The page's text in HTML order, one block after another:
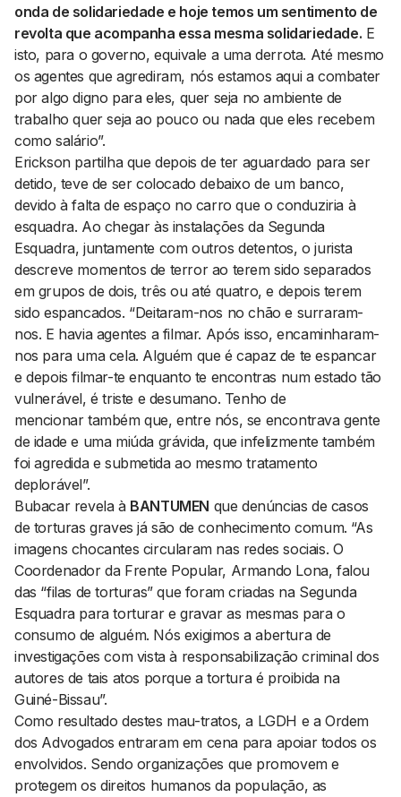
onda de solidariedade e hoje temos um sentimento de
revolta que acompanha essa mesma solidariedade. E
isto, para o governo, equivale a uma derrota. Até mesmo
os agentes que agrediram, nós estamos aqui a combater
por algo digno para eles, quer seja no ambiente de
trabalho quer seja ao pouco ou nada que eles recebem
como salário”.
Erickson partilha que depois de ter aguardado para ser
detido, teve de ser colocado debaixo de um banco,
devido à falta de espaço no carro que o conduziria à
esquadra. Ao chegar às instalações da Segunda
Esquadra, juntamente com outros detentos, o jurista
descreve momentos de terror ao terem sido separados
em grupos de dois, três ou até quatro, e depois terem
sido espancados. “Deitaram-nos no chão e surraram-
nos. E havia agentes a filmar. Após isso, encaminharam-
nos para uma cela. Alguém que é capaz de te espancar
e depois filmar-te enquanto te encontras num estado tão
vulnerável, é triste e desumano. Tenho de
mencionar também que, entre nós, se encontrava gente
de idade e uma miúda grávida, que infelizmente também
foi agredida e submetida ao mesmo tratamento
deplorável”.
Bubacar revela à BANTUMEN que denúncias de casos
de torturas graves já são de conhecimento comum. “As
imagens chocantes circularam nas redes sociais. O
Coordenador da Frente Popular, Armando Lona, falou
das “filas de torturas” que foram criadas na Segunda
Esquadra para torturar e gravar as mesmas para o
consumo de alguém. Nós exigimos a abertura de
investigações com vista à responsabilização criminal dos
autores de tais atos porque a tortura é proibida na
Guiné-Bissau”.
Como resultado destes mau-tratos, a LGDH e a Ordem
dos Advogados entraram em cena para apoiar todos os
envolvidos. Sendo organizações que promovem e
protegem os direitos humanos da população, as